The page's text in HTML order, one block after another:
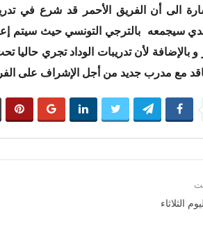
الى أن الفريق الأحمر قد شرع في
سيجمعه بالترجي التونسي حيث سيتم
و بالإضافة لأن تدريبات الوداد تجري
مع مدرب جديد من أجل الإشراف على
الثلاثاء